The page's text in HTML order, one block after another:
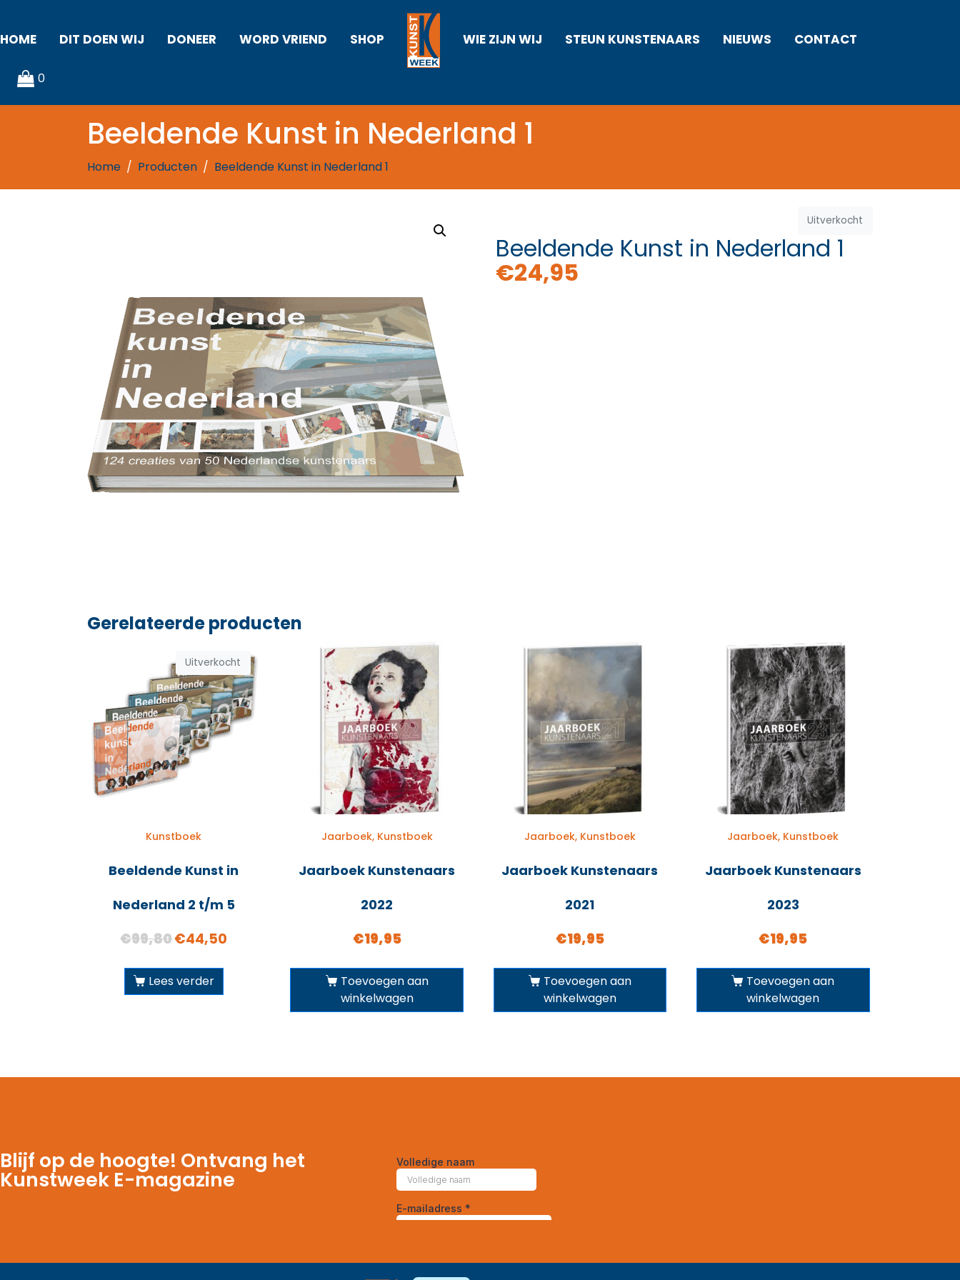
HOME DIT DOEN WIJ DONEER WORD VRIEND SHOP WIE ZIJN WIJ STEUN KUNSTENAARS NIEUWS CONTACT
0
Beeldende Kunst in Nederland 1
Home Producten Beeldende Kunst in Nederland 1
Uitverkocht
Beeldende Kunst in Nederland 1
€24,95
Gerelateerde producten
Uitverkocht
Kunstboek
Beeldende Kunst in
Nederland 2 t/m 5
€99,80€44,50
Lees verder
Jaarboek, Kunstboek
Jaarboek Kunstenaars
2022
€19,95
Toevoegen aan
winkelwagen
Jaarboek, Kunstboek
Jaarboek Kunstenaars
2021
€19,95
Toevoegen aan
winkelwagen
Jaarboek, Kunstboek
Jaarboek Kunstenaars
2023
€19,95
Toevoegen aan
winkelwagen
Blijf op de hoogte! Ontvang het
Kunstweek E-magazine